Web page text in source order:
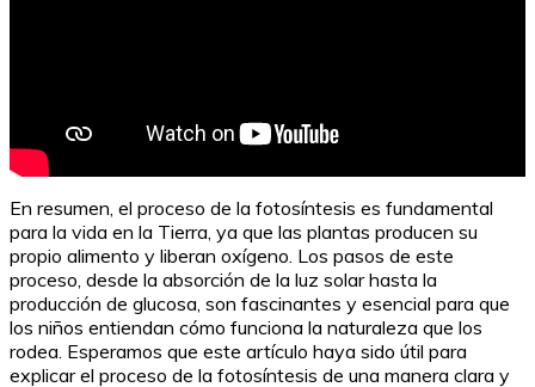
En resumen, el proceso de la fotosíntesis es fundamental
para la vida en la Tierra, ya que las plantas producen su
propio alimento y liberan oxígeno. Los pasos de este
proceso, desde la absorción de la luz solar hasta la
producción de glucosa, son fascinantes y esencial para que
los niños entiendan cómo funciona la naturaleza que los
rodea. Esperamos que este artículo haya sido útil para
explicar el proceso de la fotosíntesis de una manera clara y